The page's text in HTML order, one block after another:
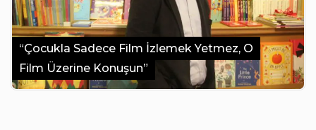
“Çocukla Sadece Film İzlemek Yetmez, O
Film Üzerine Konuşun”